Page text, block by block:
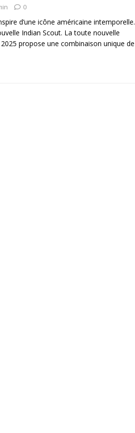
0
d’une icône américaine intemporelle.
Indian Scout. La toute nouvelle
propose une combinaison unique de